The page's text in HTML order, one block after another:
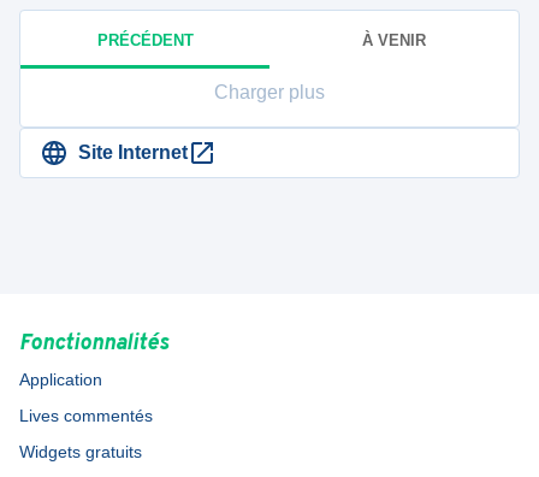
PRÉCÉDENT À VENIR
Charger plus
Site Internet
Fonctionnalités
Application
Lives commentés
Widgets gratuits